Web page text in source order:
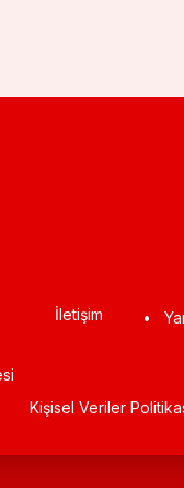
İletişim •
Kişisel Veriler